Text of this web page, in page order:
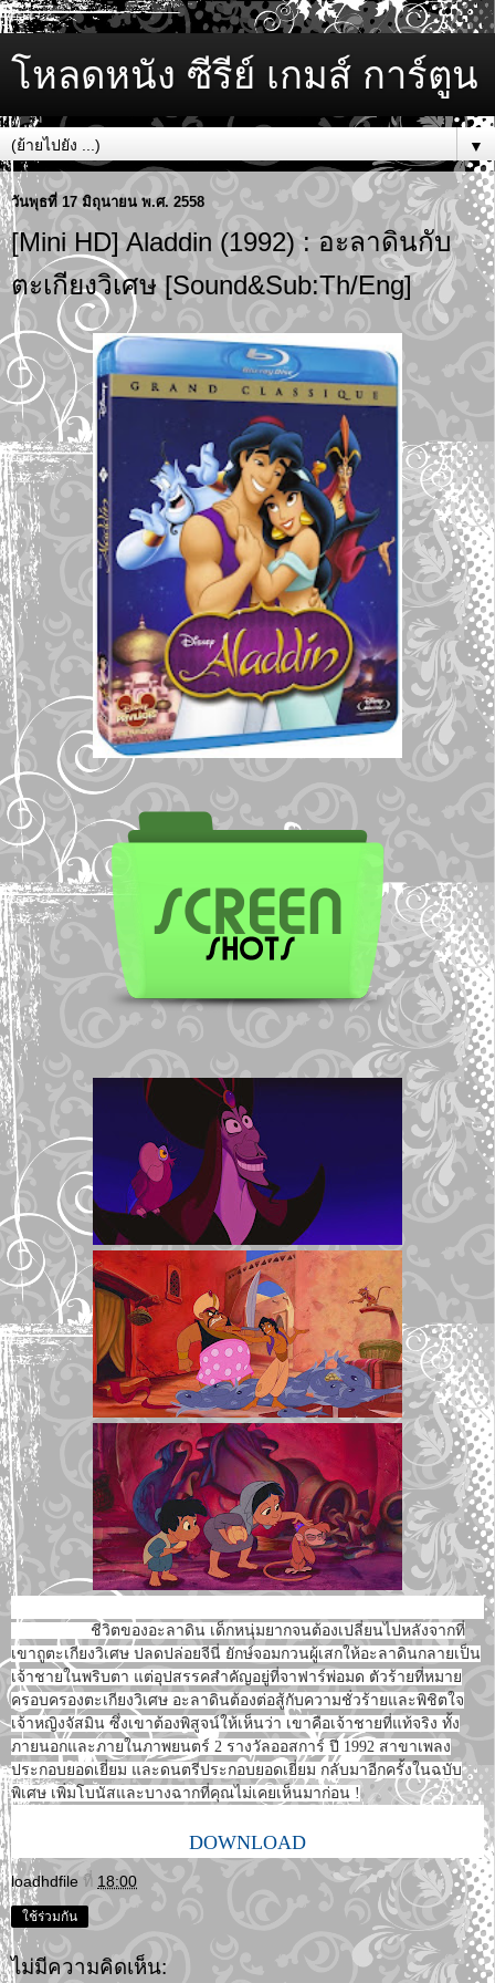
โหลดหนัง ซีรีย์ เกมส์ การ์ตูน
▼
วันพุธที่ 17 มิถุนายน พ.ศ. 2558
[Mini HD] Aladdin (1992) : อะลาดินกับ
ตะเกียงวิเศษ [Sound&Sub:Th/Eng]
ชีวิตของอะลาดิน เด็กหนุ่มยากจนต้องเปลี่ยนไปหลังจากที่
เขาถูตะเกียงวิเศษ ปลดปล่อยจีนี่ ยักษ์จอมกวนผู้เสกให้อะลาดินกลายเป็น
เจ้าชายในพริบตา แต่อุปสรรคสำคัญอยู่ที่จาฟาร์พ่อมด ตัวร้ายที่หมาย
ครอบครองตะเกียงวิเศษ อะลาดินต้องต่อสู้กับความชั่วร้ายและพิชิตใจ
เจ้าหญิงจัสมิน ซึ่งเขาต้องพิสูจน์ให้เห็นว่า เขาคือเจ้าชายที่แท้จริง ทั้ง
ภายนอกและภายในภาพยนตร์ 2 รางวัลออสการ์ ปี 1992 สาขาเพลง
ประกอบยอดเยี่ยม และดนตรีประกอบยอดเยี่ยม กลับมาอีกครั้งในฉบับ
พิเศษ เพิ่มโบนัสและบางฉากที่คุณไม่เคยเห็นมาก่อน !
DOWNLOAD
loadhdfile ที่ 18:00
ใช้ร่วมกัน
ไม่มีความคิดเห็น: